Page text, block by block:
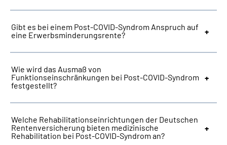
Gibt es bei einem Post-COVID-Syndrom Anspruch auf
eine Erwerbsminderungsrente?
Wie wird das Ausmaß von
Funktionseinschränkungen bei Post-COVID-Syndrom
festgestellt?
Welche Rehabilitationseinrichtungen der Deutschen
Rentenversicherung bieten medizinische
Rehabilitation bei Post-COVID-Syndrom an?